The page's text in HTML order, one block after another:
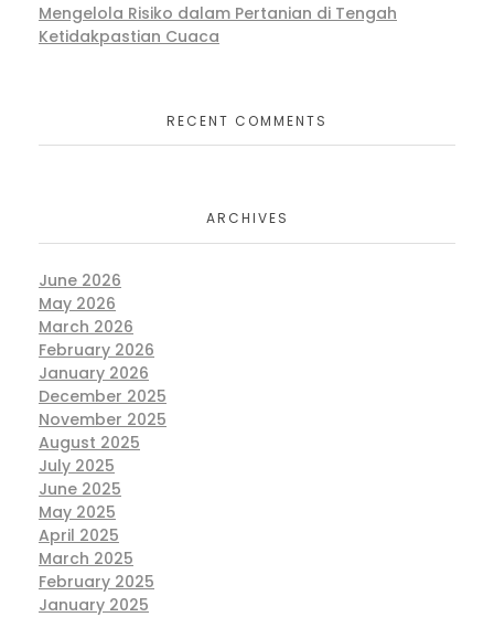
Mengelola Risiko dalam Pertanian di Tengah
Ketidakpastian Cuaca
RECENT COMMENTS
ARCHIVES
June 2026
May 2026
March 2026
February 2026
January 2026
December 2025
November 2025
August 2025
July 2025
June 2025
May 2025
April 2025
March 2025
February 2025
January 2025